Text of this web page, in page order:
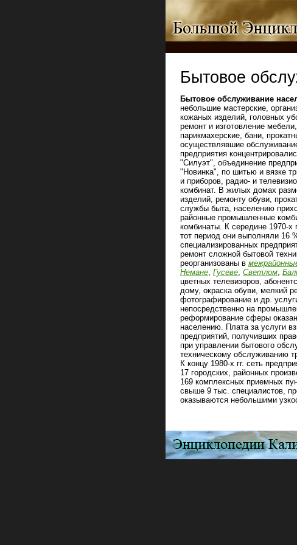
Бытовое
Бытовое обслуживание
небольшие мастерские,
кожаных изделий, головных
ремонт и изготовление
парикмахерские, бани,
осуществлявшие
предприятия
"Силуэт", объединение
"Новинка", по шитью и вязке
и приборов, радио- и
комбинат. В жилых домах
изделий, ремонту обуви,
службы быта, населению
районные промышленные
комбинаты. К середине 1970‑х
тот период они выполняли 16
специализированных
ремонт сложной бытовой
реорганизованы в
Немане, Гусеве, Светлом,
цветных телевизоров,
дому, окраска обуви, мелкий
фотографирование и др.
непосредственно на
реформирование сферы
населению. Плата за услуги
предприятий, получивших
при управлении бытового
техническому обслуживанию
К концу 1980‑х гг. сеть
17 городских, районных
169 комплексных приемных
свыше 9 тыс. специалистов,
оказываются небольшими